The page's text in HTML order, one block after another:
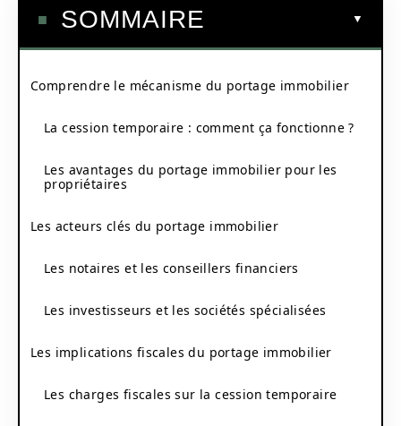
SOMMAIRE
Comprendre le mécanisme du portage immobilier
La cession temporaire : comment ça fonctionne ?
Les avantages du portage immobilier pour les
propriétaires
Les acteurs clés du portage immobilier
Les notaires et les conseillers financiers
Les investisseurs et les sociétés spécialisées
Les implications fiscales du portage immobilier
Les charges fiscales sur la cession temporaire